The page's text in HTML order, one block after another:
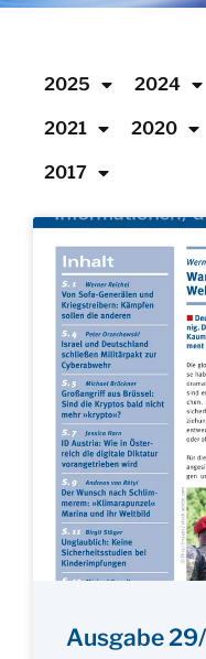
2025 2024
2021 2020
2017
Ausgabe